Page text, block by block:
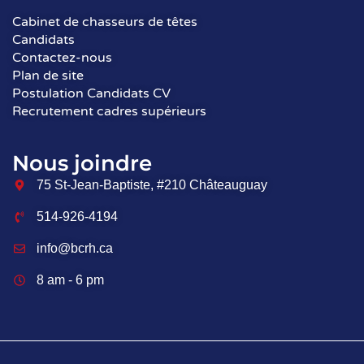
Cabinet de chasseurs de têtes
Candidats
Contactez-nous
Plan de site
Postulation Candidats CV
Recrutement cadres supérieurs
Nous joindre
75 St-Jean-Baptiste, #210 Châteauguay
514-926-4194
info@bcrh.ca
8 am - 6 pm